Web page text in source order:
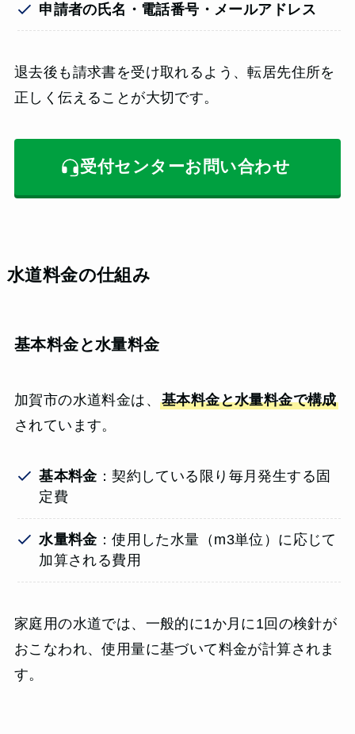
申請者の氏名・電話番号・メールアドレス
退去後も請求書を受け取れるよう、転居先住所を
正しく伝えることが大切です。
受付センターお問い合わせ
水道料金の仕組み
基本料金と水量料金
加賀市の水道料金は、 基本料金と水量料金で構成
されています。
基本料金 ：契約している限り毎月発生する固
定費
水量料金 ：使用した水量（m3単位）に応じて
加算される費用
家庭用の水道では、一般的に1か月に1回の検針が
おこなわれ、使用量に基づいて料金が計算されま
す。